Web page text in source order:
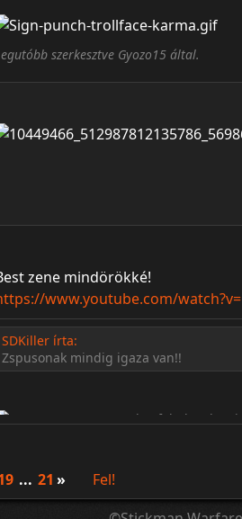
szerkesztve Gyozo15 által.
zene mindörökké!
www.youtube.com/
SDKiller írta:
Zspusonak mindig igaza van!!
... 21 »
Fel!